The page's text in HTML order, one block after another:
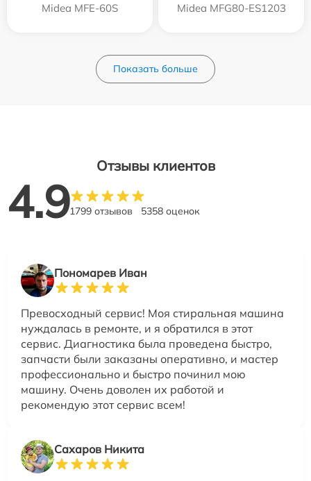
Midea MFE-60S Midea MFG80-ES1203
Показать больше
Отзывы клиентов
4.91799 отзывов 5358 оценок
Пономарев Иван
Превосходный сервис! Моя стиральная машина
нуждалась в ремонте, и я обратился в этот
сервис. Диагностика была проведена быстро,
запчасти были заказаны оперативно, и мастер
профессионально и быстро починил мою
машину. Очень доволен их работой и
рекомендую этот сервис всем!
Сахаров Никита